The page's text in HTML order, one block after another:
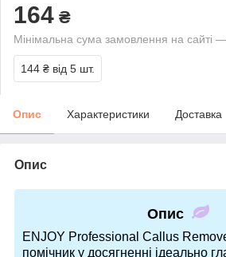
164 ₴
Мінімальна сума замовлення на сайті
144 ₴ від 5 шт.
Опис Характеристики Доставка
Опис
Опис
ENJOY Professional Callus
помічник у досягненні ідеально